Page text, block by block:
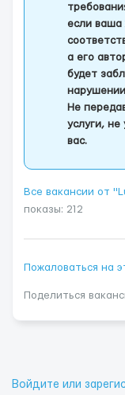
если ваша
а его
будет
Не
услуги, не
вас.
Все вакансии от
показы: 212
Пожаловаться на
Поделиться
Войдите или